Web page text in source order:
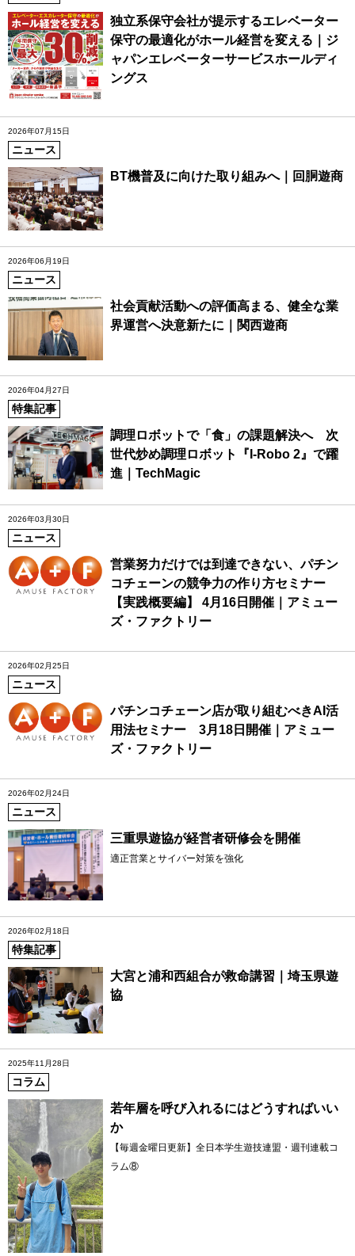
独立系保守会社が提示するエレベーター
保守の最適化がホール経営を変える｜ジ
ャパンエレベーターサービスホールディ
ングス
2026年07月15日
ニュース
BT機普及に向けた取り組みへ｜回胴遊商
2026年06月19日
ニュース
社会貢献活動への評価高まる、健全な業
界運営へ決意新たに｜関西遊商
2026年04月27日
特集記事
調理ロボットで「食」の課題解決へ 次
世代炒め調理ロボット『I‐Robo 2』で躍
進｜TechMagic
2026年03月30日
ニュース
営業努力だけでは到達できない、パチン
コチェーンの競争力の作り方セミナー
【実践概要編】 4月16日開催｜アミュー
ズ・ファクトリー
2026年02月25日
ニュース
パチンコチェーン店が取り組むべきAI活
用法セミナー 3月18日開催｜アミュー
ズ・ファクトリー
2026年02月24日
ニュース
三重県遊協が経営者研修会を開催
適正営業とサイバー対策を強化
2026年02月18日
特集記事
大宮と浦和西組合が救命講習｜埼玉県遊
協
2025年11月28日
コラム
若年層を呼び入れるにはどうすればいい
か
【毎週金曜日更新】全日本学生遊技連盟・週刊連載コ
ラム⑧